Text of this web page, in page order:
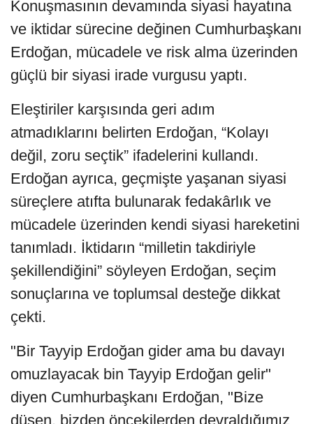
Konuşmasının devamında siyasi hayatına
ve iktidar sürecine değinen Cumhurbaşkanı
Erdoğan, mücadele ve risk alma üzerinden
güçlü bir siyasi irade vurgusu yaptı.
Eleştiriler karşısında geri adım
atmadıklarını belirten Erdoğan, “Kolayı
değil, zoru seçtik” ifadelerini kullandı.
Erdoğan ayrıca, geçmişte yaşanan siyasi
süreçlere atıfta bulunarak fedakârlık ve
mücadele üzerinden kendi siyasi hareketini
tanımladı. İktidarın “milletin takdiriyle
şekillendiğini” söyleyen Erdoğan, seçim
sonuçlarına ve toplumsal desteğe dikkat
çekti.
"Bir Tayyip Erdoğan gider ama bu davayı
omuzlayacak bin Tayyip Erdoğan gelir"
diyen Cumhurbaşkanı Erdoğan, "Bize
düşen, bizden öncekilerden devraldığımız